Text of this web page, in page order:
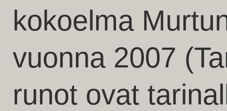
kokoelma
vuonna 2007
runot ovat